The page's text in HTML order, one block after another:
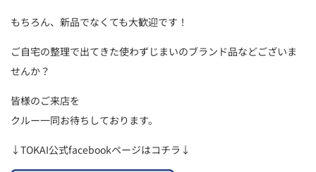
もちろん、新品でなくても大歓迎です！
ご自宅の整理で出てきた使わずじまいのブランド品などございま
せんか？
皆様のご来店を
クルー一同お待ちしております。
↓TOKAI公式facebookページはコチラ↓